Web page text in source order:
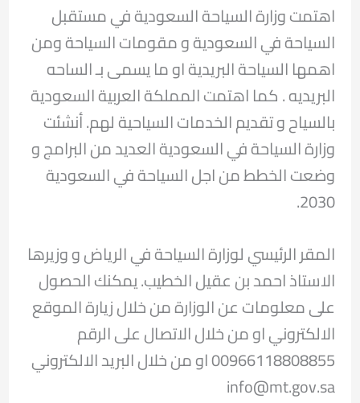
اهتمت وزارة السياحة السعودية في مستقبل
السياحة في السعودية و مقومات السياحة ومن
اهمها السياحة البريدية او ما يسمى بـ الساحه
البريديه . كما اهتمت المملكة العربية السعودية
بالسياح و تقديم الخدمات السياحية لهم. أنشئت
وزارة السياحة في السعودية العديد من البرامج و
وضعت الخطط من اجل السياحة في السعودية
2030.
المقر الرئيسي لوزارة السياحة في الرياض و وزيرها
الاستاذ احمد بن عقيل الخطيب. يمكنك الحصول
على معلومات عن الوزارة من خلال زيارة الموقع
الالكتروني او من خلال الاتصال على الرقم
00966118808855 او من خلال البريد الالكتروني
info@mt.gov.sa